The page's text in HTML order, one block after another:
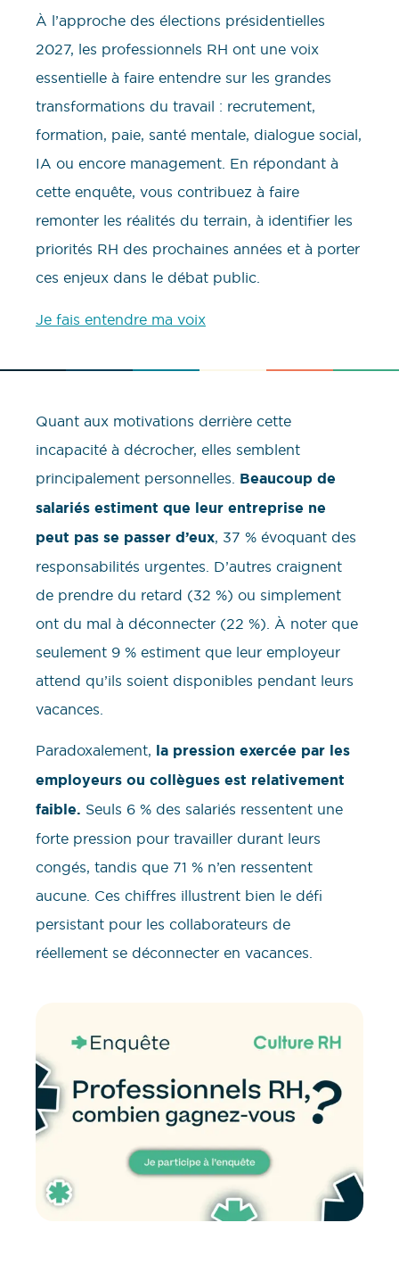
À l’approche des élections présidentielles
2027, les professionnels RH ont une voix
essentielle à faire entendre sur les grandes
transformations du travail : recrutement,
formation, paie, santé mentale, dialogue social,
IA ou encore management. En répondant à
cette enquête, vous contribuez à faire
remonter les réalités du terrain, à identifier les
priorités RH des prochaines années et à porter
ces enjeux dans le débat public.
Je fais entendre ma voix
Quant aux motivations derrière cette
incapacité à décrocher, elles semblent
principalement personnelles. Beaucoup de
salariés estiment que leur entreprise ne
peut pas se passer d’eux, 37 % évoquant des
responsabilités urgentes. D’autres craignent
de prendre du retard (32 %) ou simplement
ont du mal à déconnecter (22 %). À noter que
seulement 9 % estiment que leur employeur
attend qu’ils soient disponibles pendant leurs
vacances.
Paradoxalement, la pression exercée par les
employeurs ou collègues est relativement
faible. Seuls 6 % des salariés ressentent une
forte pression pour travailler durant leurs
congés, tandis que 71 % n’en ressentent
aucune. Ces chiffres illustrent bien le défi
persistant pour les collaborateurs de
réellement se déconnecter en vacances.